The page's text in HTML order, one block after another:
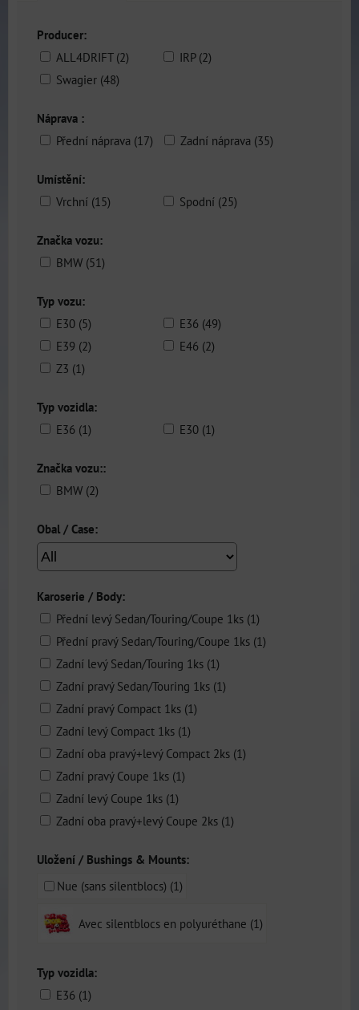
Producer:
ALL4DRIFT (2)
IRP (2)
Swagier (48)
Náprava :
Přední náprava (17)
Zadní náprava (35)
Umístění:
Vrchní (15)
Spodní (25)
Značka vozu:
BMW (51)
Typ vozu:
E30 (5)
E36 (49)
E39 (2)
E46 (2)
Z3 (1)
Typ vozidla:
E36 (1)
E30 (1)
Značka vozu::
BMW (2)
Obal / Case:
Karoserie / Body:
Přední levý Sedan/Touring/Coupe 1ks (1)
Přední pravý Sedan/Touring/Coupe 1ks (1)
Zadní levý Sedan/Touring 1ks (1)
Zadní pravý Sedan/Touring 1ks (1)
Zadní pravý Compact 1ks (1)
Zadní levý Compact 1ks (1)
Zadní oba pravý+levý Compact 2ks (1)
Zadní pravý Coupe 1ks (1)
Zadní levý Coupe 1ks (1)
Zadní oba pravý+levý Coupe 2ks (1)
Uložení / Bushings & Mounts:
Nue (sans silentblocs) (1)
Avec silentblocs en polyuréthane (1)
Typ vozidla:
E36 (1)